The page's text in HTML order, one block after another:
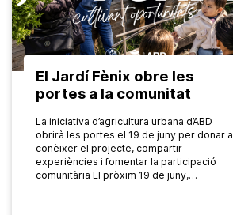
El Jardí Fènix obre les
portes a la comunitat
La iniciativa d’agricultura urbana d’ABD
obrirà les portes el 19 de juny per donar a
conèixer el projecte, compartir
experiències i fomentar la participació
comunitària El pròxim 19 de juny,…